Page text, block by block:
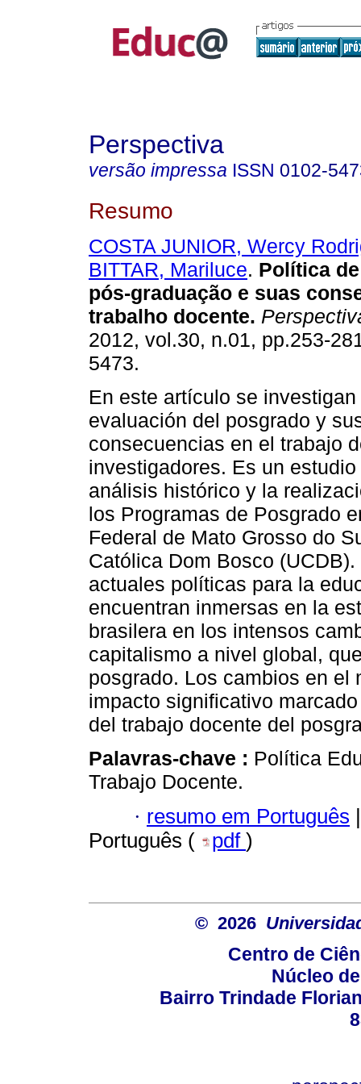
Perspectiva
versão impressa ISSN 0102-
Resumo
COSTA JUNIOR, Wercy
BITTAR, Mariluce. Política
pós-graduação e suas
trabalho docente.
2012, vol.30, n.01, pp.253-
5473.
En este artículo se
evaluación del posgrado y
consecuencias en el trabajo
investigadores. Es un
análisis histórico y la
los Programas de Posgrado
Federal de Mato Grosso do
Católica Dom Bosco
actuales políticas para la
encuentran inmersas en la
brasilera en los intensos
capitalismo a nivel global,
posgrado. Los cambios en el
impacto significativo
del trabajo docente del
Palavras-chave : Política
Trabajo Docente.
· resumo em Português |
Português (
pdf )
© 2026
Centro de
Núcleo
Bairro Trindade